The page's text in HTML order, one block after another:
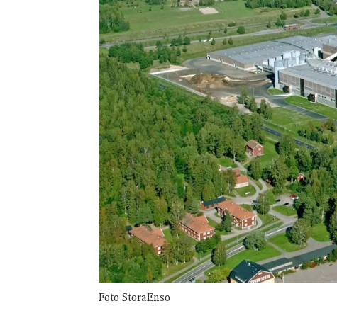
Foto StoraEnso